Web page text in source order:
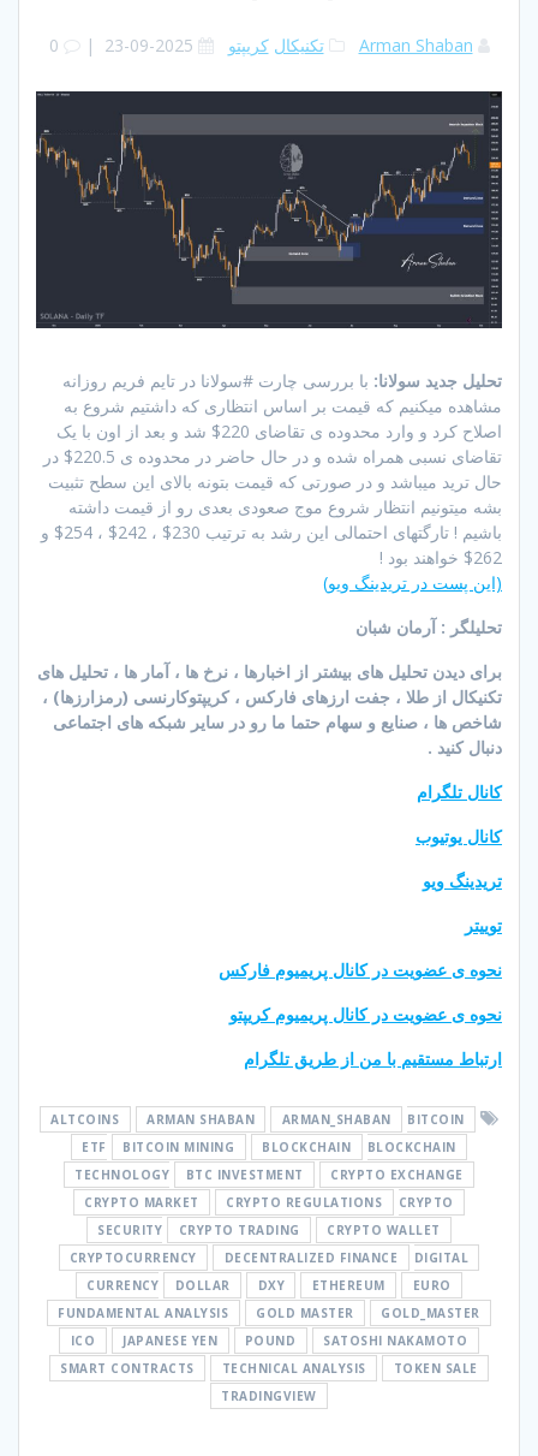
Arman Shaban تکنیکال کریپتو 2025-09-23
|
0
تحلیل جدید سولانا: با بررسی چارت #سولانا در تایم فریم روزانه
مشاهده میکنیم که قیمت بر اساس انتظاری که داشتیم شروع به
اصلاح کرد و وارد محدوده ی تقاضای 220$ شد و بعد از اون با یک
تقاضای نسبی همراه شده و در حال حاضر در محدوده ی 220.5$ در
حال ترید میباشد و در صورتی که قیمت بتونه بالای این سطح تثبیت
بشه میتونیم انتظار شروع موج صعودی بعدی رو از قیمت داشته
باشیم ! تارگتهای احتمالی این رشد به ترتیب 230$ ، 242$ ، 254$ و
262$ خواهند بود !
(این پست در تریدینگ ویو)
تحلیلگر : آرمان شبان
برای دیدن تحلیل های بیشتر از اخبارها ، نرخ ها ، آمار ها ، تحلیل های
تکنیکال از طلا ، جفت ارزهای فارکس ، کریپتوکارنسی (رمزارزها) ،
شاخص ها ، صنایع و سهام حتما ما رو در سایر شبکه های اجتماعی
دنبال کنید .
کانال تلگرام
کانال یوتیوب
تریدینگ ویو
توییتر
نحوه ی عضویت در کانال پریمیوم فارکس
نحوه ی عضویت در کانال پریمیوم کریپتو
ارتباط مستقیم با من از طریق تلگرام
ALTCOINS ARMAN SHABAN ARMAN_SHABAN
BITCOIN
ETF
BITCOIN MINING BLOCKCHAIN
BLOCKCHAIN
TECHNOLOGY
BTC INVESTMENT
CRYPTO EXCHANGE
CRYPTO MARKET
CRYPTO REGULATIONS
CRYPTO
SECURITY
CRYPTO TRADING
CRYPTO WALLET
CRYPTOCURRENCY
DECENTRALIZED FINANCE
DIGITAL
CURRENCY
DOLLAR DXY ETHEREUM
EURO
FUNDAMENTAL ANALYSIS
GOLD MASTER
GOLD_MASTER
ICO
JAPANESE YEN POUND
SATOSHI NAKAMOTO
SMART CONTRACTS
TECHNICAL ANALYSIS
TOKEN SALE
TRADINGVIEW